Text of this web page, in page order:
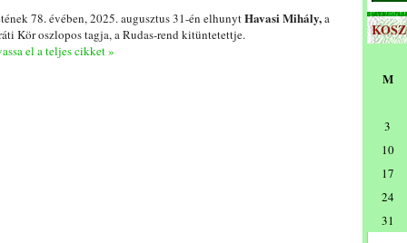
78. évében, 2025. augusztus 31-én elhunytHavasi Mihály,a
Kör oszlopos tagja, a Rudas-rend kitüntetettje.
el a teljes cikket »
M
3
10
17
24
31